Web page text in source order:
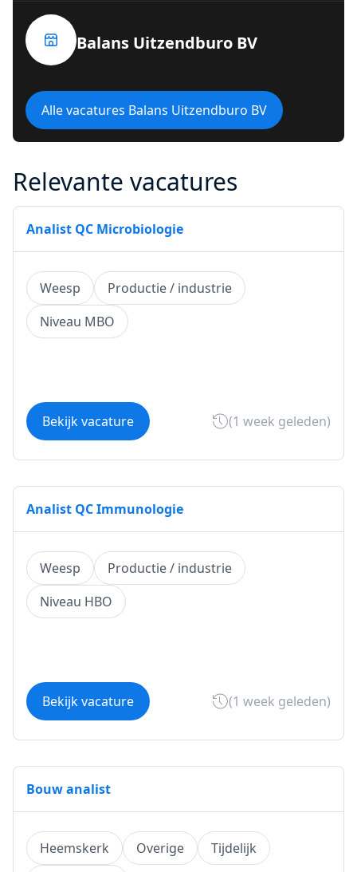
Balans Uitzendburo BV
Alle vacatures Balans Uitzendburo BV
Relevante vacatures
Analist QC Microbiologie
Weesp
Productie / industrie
Niveau MBO
Bekijk vacature (1 week geleden)
Analist QC Immunologie
Weesp
Productie / industrie
Niveau HBO
Bekijk vacature (1 week geleden)
Bouw analist
Heemskerk Overige
Tijdelijk